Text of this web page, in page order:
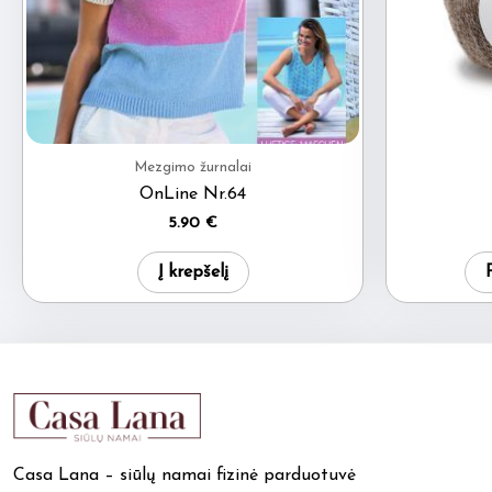
Mezgimo žurnalai
OnLine Nr.64
5.90 €
Į krepšelį
Casa Lana – siūlų namai fizinė parduotuvė